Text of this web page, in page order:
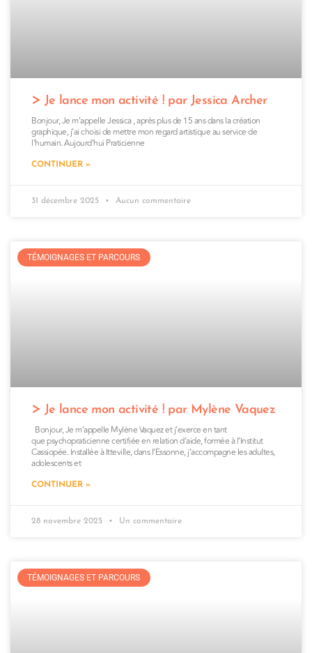
Je lance mon activité ! par Jessica Archer
Bonjour, Je m’appelle Jessica , après plus de 15 ans dans la création
graphique, j’ai choisi de mettre mon regard artistique au service de
l’humain. Aujourd’hui Praticienne
CONTINUER »
31 décembre 2025 Aucun commentaire
TÉMOIGNAGES ET PARCOURS
Je lance mon activité ! par Mylène Vaquez
Bonjour, Je m’appelle Mylène Vaquez et j’exerce en tant
que psychopraticienne certifiée en relation d’aide, formée à l’Institut
Cassiopée. Installée à Itteville, dans l’Essonne, j’accompagne les adultes,
adolescents et
CONTINUER »
28 novembre 2025 Un commentaire
TÉMOIGNAGES ET PARCOURS